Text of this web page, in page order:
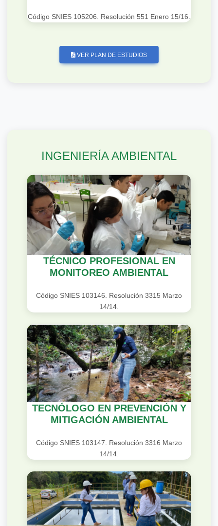
Código SNIES 105206. Resolución 551 Enero 15/16.
VER PLAN DE ESTUDIOS
INGENIERÍA AMBIENTAL
TÉCNICO PROFESIONAL EN
MONITOREO AMBIENTAL
Código SNIES 103146. Resolución 3315 Marzo
14/14.
TECNÓLOGO EN PREVENCIÓN Y
MITIGACIÓN AMBIENTAL
Código SNIES 103147. Resolución 3316 Marzo
14/14.